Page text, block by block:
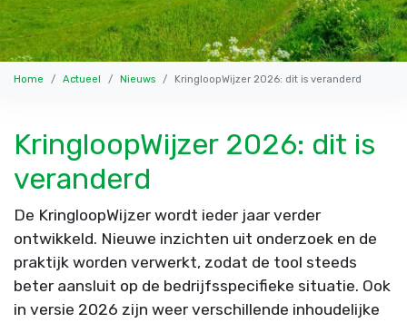
Home Actueel Nieuws KringloopWijzer 2026: dit is veranderd
KringloopWijzer 2026: dit is
veranderd
De KringloopWijzer wordt ieder jaar verder
ontwikkeld. Nieuwe inzichten uit onderzoek en de
praktijk worden verwerkt, zodat de tool steeds
beter aansluit op de bedrijfsspecifieke situatie. Ook
in versie 2026 zijn weer verschillende inhoudelijke